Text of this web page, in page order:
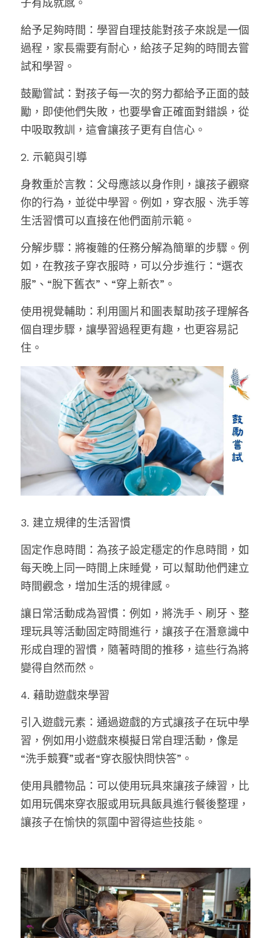
子有成就感。
給予足夠時間：學習自理技能對孩子來說是一個
過程，家長需要有耐心，給孩子足夠的時間去嘗
試和學習。
鼓勵嘗試：對孩子每一次的努力都給予正面的鼓
勵，即使他們失敗，也要學會正確面對錯誤，從
中吸取教訓，這會讓孩子更有自信心。
2. 示範與引導
身教重於言教：父母應該以身作則，讓孩子觀察
你的行為，並從中學習。例如，穿衣服、洗手等
生活習慣可以直接在他們面前示範。
分解步驟：將複雜的任務分解為簡單的步驟。例
如，在教孩子穿衣服時，可以分步進行：“選衣
服”、“脫下舊衣”、“穿上新衣”。
使用視覺輔助：利用圖片和圖表幫助孩子理解各
個自理步驟，讓學習過程更有趣，也更容易記
住。
3. 建立規律的生活習慣
固定作息時間：為孩子設定穩定的作息時間，如
每天晚上同一時間上床睡覺，可以幫助他們建立
時間觀念，增加生活的規律感。
讓日常活動成為習慣：例如，將洗手、刷牙、整
理玩具等活動固定時間進行，讓孩子在潛意識中
形成自理的習慣，隨著時間的推移，這些行為將
變得自然而然。
4. 藉助遊戲來學習
引入遊戲元素：通過遊戲的方式讓孩子在玩中學
習，例如用小遊戲來模擬日常自理活動，像是
“洗手競賽”或者“穿衣服快問快答”。
使用具體物品：可以使用玩具來讓孩子練習，比
如用玩偶來穿衣服或用玩具飯具進行餐後整理，
讓孩子在愉快的氛圍中習得這些技能。